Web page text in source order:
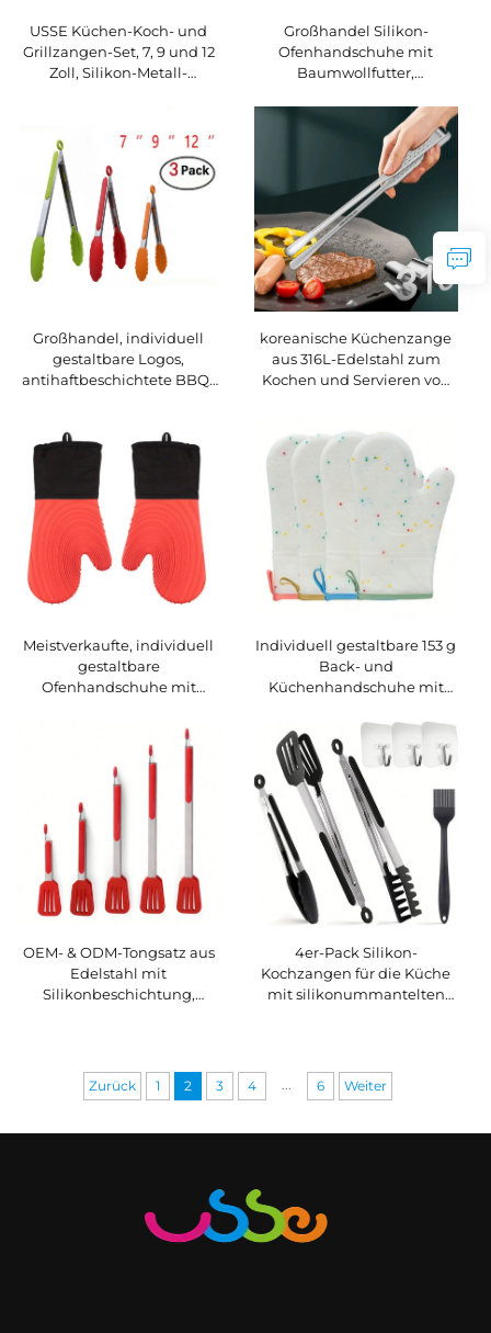
USSE Küchen-Koch- und
Grillzangen-Set, 7, 9 und 12
Zoll, Silikon-Metall-
Grill-Service, verpackt im
BBQ-Box-Design
Großhandel Silikon-
Ofenhandschuhe mit
Baumwollfutter,
hitzebeständige BBQ- und
Küchengrill-Handschuhe,
extra lang, rutschfest,
Topfhalter
Großhandel, individuell
gestaltbare Logos,
antihaftbeschichtete BBQ-
Küchenzange aus Silikon
zum Kochen und
Zubereiten von
Lebensmitteln mit
Standfuß
koreanische Küchenzange
aus 316L-Edelstahl zum
Kochen und Servieren von
Buffets, hitzebeständiges
Grillwerkzeug für Barbecue
Meistverkaufte, individuell
gestaltbare
Ofenhandschuhe mit
und BBQ – extra lange,
hitzebeständige Silikon-
Ofenhandschuhe
Individuell gestaltbare 153 g
Back- und
Küchenhandschuhe mit
Mikrowelle und Ofen –
wasserdichte,
hitzebeständige
Silikonhandschuhe für BBQ
OEM- & ODM-Tongsatz aus
Edelstahl mit
Silikonbeschichtung,
4er-Pack Silikon-
Kochzangen für die Küche
mit silikonummantelten
Zurück 1 2 3 4 ... 6 Weiter